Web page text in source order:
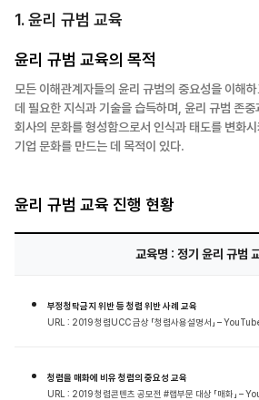
1.윤리 규범 교육
윤리 규범 교육의 목적
모든 이해관계자들의 윤리 규범의 중요성을 이해
데 필요한 지식과 기술을 습득하며, 윤리 규범 존
회사의 문화를 형성함으로서 인식과 태도를 변화
기업 문화를 만드는 데 목적이 있다.
윤리 규범 교육 진행 현황
교육명 : 정기 윤리 규범
부정청탁금지 위반 등 청렴 위반 사례 교육
URL : 2019 청렴UCC 금상 「청렴사용설명서」 –
청렴을 매화에 비유 청렴의 중요성 교육
URL : 2019 청렴콘텐츠 공모전 #랩부문 대상 「매화」 –